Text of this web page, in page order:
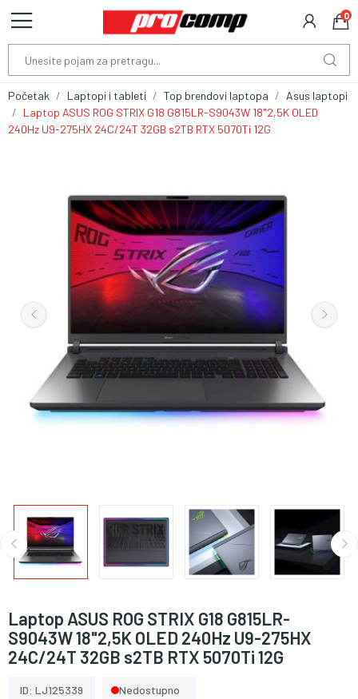
0
Početak Laptopi i tableti Top brendovi laptopa
Asus laptopi
Laptop ASUS ROG STRIX G18 G815LR-S9043W 18"2,5K OLED
240Hz U9-275HX 24C/24T 32GB s2TB RTX 5070Ti 12G
Laptop ASUS ROG STRIX G18 G815LR-
S9043W 18"2,5K OLED 240Hz U9-275HX
24C/24T 32GB s2TB RTX 5070Ti 12G
ID: LJ125339 Nedostupno